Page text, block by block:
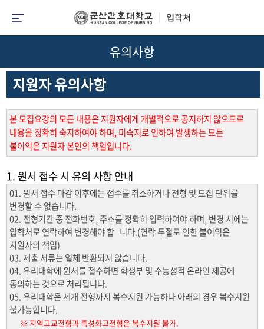
유의사항
지원자 유의사항
본 모집요강의 모든 내용은 지원자에게 개별적으로 공지하지 않으므로
내용을 정확히 숙지하여야 하며, 미숙지로 인하여 발생하는 모든
불이익은 지원자 본인의 책임입니다.
1. 원서 접수 시 유의 사항 안내
01. 원서 접수 마감 이후에는 접수를 취소하거나 전형 및 모집 단위를
변경할 수 없습니다.
02. 전형기간 중 전화번호, 주소를 정확히 입력하여야 하며, 변경 시에는
입학처로 연락하여 변경해야 합 니다.(연락 두절로 인한 불이익은
지원자의 책임)
03. 제출 서류는 일체 반환되지 않습니다.
04. 우리대학에 원서를 접수하면 학생부 및 수능성적 온라인 제공에
동의하는 것으로 처리됩니다.
05. 우리대학은 세개 전형까지 복수지원 가능하나 아래의 경우 복수지원
불가능합니다.
※ 지역고교전형과 특성화고전형은 복수지원 불가.